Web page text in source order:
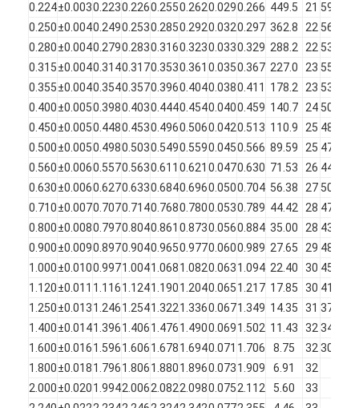
우리 에 관한 것
공장 투어
품질 관리
저희와 연락
사례
견적 요청
에나멜 구리 권선
에나멜 단열 된 구리 와이어
에나멜 자석 와이어
0.224±0.0030.2230.2260.2550.2620.0290.266 449.5 21 59
0.250±0.0040.2490.2530.2850.2920.0320.297 362.8 22 56
0.280±0.0040.2790.2830.3160.3230.0330.329 288.2 22 53
0.315±0.0040.3140.3170.3530.361 0.0350.367 227.0 23 55
0.355±0.0040.3540.3570.3960.4040.0380.411 178.2 23 53
0.400±0.0050.3980.4030.4440.4540.0400.459 140.7 24 50
0.450±0.0050.4480.4530.4960.5060.0420.513 110.9 25 48
0.500±0.0050.4980.5030.5490.5590.0450.566 89.59 25 47
0.560±0.0060.5570.5630.611 0.621 0.0470.630 71.53 26 44
0.630±0.0060.6270.6330.6840.6960.0500.704 56.38 27 50
0.710±0.0070.7070.7140.7680.7800.0530.789 44.42 28 47
0.800±0.0080.7970.8040.861 0.8730.0560.884 35.00 28 43
0.900±0.0090.8970.9040.9650.9770.0600.989 27.65 29 48
1.000±0.0100.9971.0041.0681.0820.0631.094 22.40 30 45
1.120±0.011 1.1161.1241.1901.2040.0651.217 17.85 30 41
1.250±0.0131.2461.2541.3221.3360.0671.349 14.35 31 37
1.400±0.0141.3961.4061.4761.4900.0691.502 11.43 32 34
1.600±0.0161.5961.6061.6781.6940.071 1.706 8.75 32 30
1.800±0.0181.7961.8061.8801.8960.0731.909 6.91 32
2.000±0.0201.9942.0062.0822.0980.0752.112 5.60 33